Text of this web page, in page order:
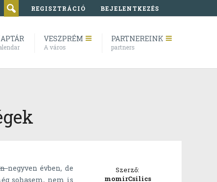
REGISZTRÁCIÓ BEJELENTKEZÉS
VESZPRÉM
A város
PARTNEREINK
partners
negyven évben, de
sohasem, nem is
Szerző:
momirCsilics